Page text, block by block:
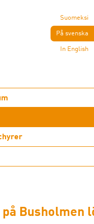
Suomeksi
På svenska
In English
Busholmen